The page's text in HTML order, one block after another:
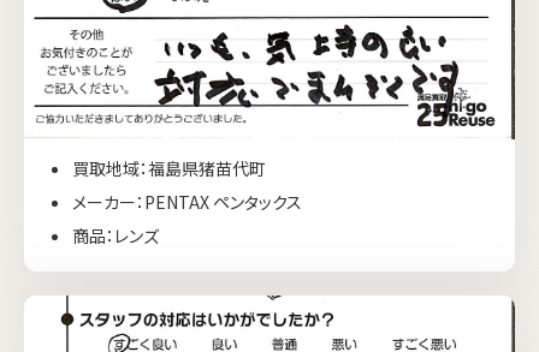
買取地域：福島県猪苗代町
メーカー：PENTAX ペンタックス
商品：レンズ